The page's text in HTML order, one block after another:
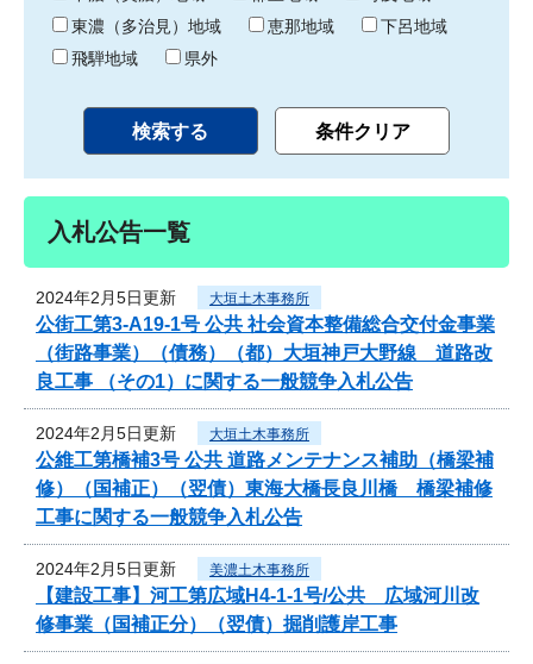
東濃（多治見）地域
恵那地域
下呂地域
飛騨地域
県外
入札公告一覧
2024年2月5日更新 大垣土木事務所
公街工第3-A19-1号 公共 社会資本整備総合交付金事業
（街路事業）（債務）（都）大垣神戸大野線 道路改
良工事 （その1）に関する一般競争入札公告
2024年2月5日更新 大垣土木事務所
公維工第橋補3号 公共 道路メンテナンス補助（橋梁補
修）（国補正）（翌債）東海大橋長良川橋 橋梁補修
工事に関する一般競争入札公告
2024年2月5日更新 美濃土木事務所
【建設工事】河工第広域H4-1-1号/公共 広域河川改
修事業（国補正分）（翌債）掘削護岸工事